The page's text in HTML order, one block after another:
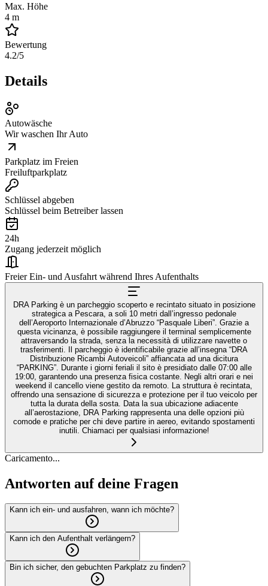
Max. Höhe
4 m
Bewertung
4.2/5
Details
Autowäsche
Wir waschen Ihr Auto
Parkplatz im Freien
Freiluftparkplatz
Schlüssel abgeben
Schlüssel beim Betreiber lassen
24h
Zugang jederzeit möglich
Freier Ein- und Ausfahrt während Ihres Aufenthalts
DRA Parking è un parcheggio scoperto e recintato situato in posizione
strategica a Pescara, a soli 10 metri dall’ingresso pedonale
dell’Aeroporto Internazionale d’Abruzzo “Pasquale Liberi”. Grazie a
questa vicinanza, è possibile raggiungere il terminal semplicemente
attraversando la strada, senza la necessità di utilizzare navette o
trasferimenti. Il parcheggio è identificabile grazie all’insegna “DRA
Distribuzione Ricambi Autoveicoli” affiancata ad una dicitura
“PARKING”. Durante i giorni feriali il sito è presidiato dalle 07:00 alle
19:00, garantendo una presenza fisica costante. Negli altri orari e nei
weekend il cancello viene gestito da remoto. La struttura è recintata,
offrendo una sensazione di sicurezza e protezione per il tuo veicolo per
tutta la durata della sosta. Data la sua ubicazione adiacente
all’aerostazione, DRA Parking rappresenta una delle opzioni più
comode e pratiche per chi deve partire in aereo, evitando spostamenti
inutili. Chiamaci per qualsiasi informazione!
Caricamento...
Antworten auf deine Fragen
Kann ich ein- und ausfahren, wann ich möchte?
Kann ich den Aufenthalt verlängern?
Bin ich sicher, den gebuchten Parkplatz zu finden?